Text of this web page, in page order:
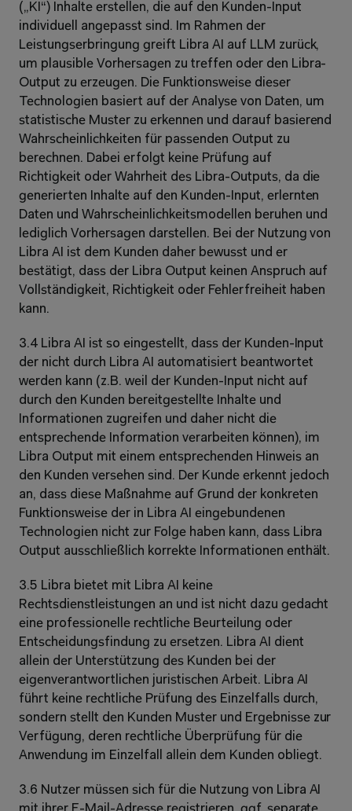
(„KI“) Inhalte erstellen, die auf den Kunden-Input
individuell angepasst sind. Im Rahmen der
Leistungserbringung greift Libra AI auf LLM zurück,
um plausible Vorhersagen zu treffen oder den Libra-
Output zu erzeugen. Die Funktionsweise dieser
Technologien basiert auf der Analyse von Daten, um
statistische Muster zu erkennen und darauf basierend
Wahrscheinlichkeiten für passenden Output zu
berechnen. Dabei erfolgt keine Prüfung auf
Richtigkeit oder Wahrheit des Libra-Outputs, da die
generierten Inhalte auf den Kunden-Input, erlernten
Daten und Wahrscheinlichkeitsmodellen beruhen und
lediglich Vorhersagen darstellen. Bei der Nutzung von
Libra AI ist dem Kunden daher bewusst und er
bestätigt, dass der Libra Output keinen Anspruch auf
Vollständigkeit, Richtigkeit oder Fehlerfreiheit haben
kann.
3.4 Libra AI ist so eingestellt, dass der Kunden-Input
der nicht durch Libra AI automatisiert beantwortet
werden kann (z.B. weil der Kunden-Input nicht auf
durch den Kunden bereitgestellte Inhalte und
Informationen zugreifen und daher nicht die
entsprechende Information verarbeiten können), im
Libra Output mit einem entsprechenden Hinweis an
den Kunden versehen sind. Der Kunde erkennt jedoch
an, dass diese Maßnahme auf Grund der konkreten
Funktionsweise der in Libra AI eingebundenen
Technologien nicht zur Folge haben kann, dass Libra
Output ausschließlich korrekte Informationen enthält.
3.5 Libra bietet mit Libra AI keine
Rechtsdienstleistungen an und ist nicht dazu gedacht
eine professionelle rechtliche Beurteilung oder
Entscheidungsfindung zu ersetzen. Libra AI dient
allein der Unterstützung des Kunden bei der
eigenverantwortlichen juristischen Arbeit. Libra AI
führt keine rechtliche Prüfung des Einzelfalls durch,
sondern stellt den Kunden Muster und Ergebnisse zur
Verfügung, deren rechtliche Überprüfung für die
Anwendung im Einzelfall allein dem Kunden obliegt.
3.6 Nutzer müssen sich für die Nutzung von Libra AI